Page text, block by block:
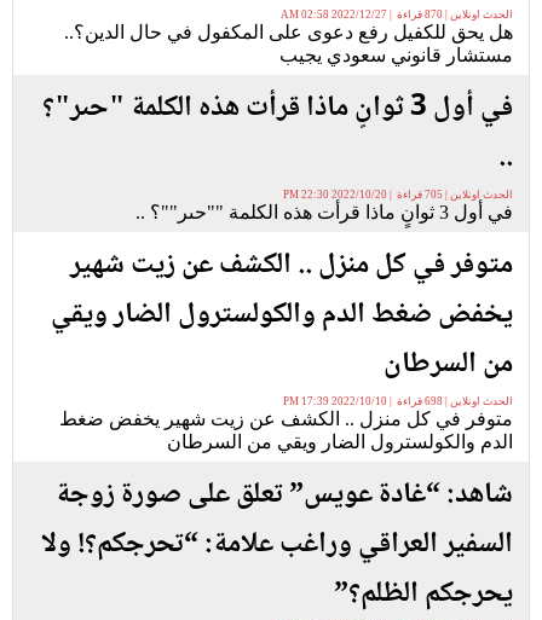
الحدث اونلاين | 870 قراءة | 2022/12/27 02:58 AM
هل يحق للكفيل رفع دعوى على المكفول في حال الدين؟..
مستشار قانوني سعودي يجيب
في أول 3 ثوانٍ ماذا قرأت هذه الكلمة "حىر"؟
..
الحدث اونلاين | 705 قراءة | 2022/10/20 22:30 PM
في أول 3 ثوانٍ ماذا قرأت هذه الكلمة ""حىر""؟ ..
متوفر في كل منزل .. الكشف عن زيت شهير
يخفض ضغط الدم والكولسترول الضار ويقي
من السرطان
الحدث اونلاين | 698 قراءة | 2022/10/10 17:39 PM
متوفر في كل منزل .. الكشف عن زيت شهير يخفض ضغط
الدم والكولسترول الضار ويقي من السرطان
شاهد: “غادة عويس” تعلق على صورة زوجة
السفير العراقي وراغب علامة: “تحرجكم؟! ولا
يحرجكم الظلم؟”